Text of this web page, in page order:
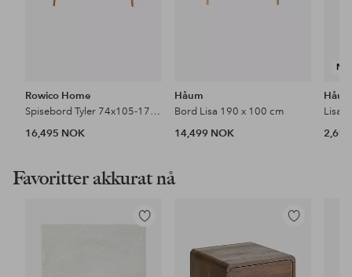
Rowico Home
Spisebord Tyler 74x105-170 cm
16,495 NOK
Håum
Bord Lisa 190 x 100 cm
14,499 NOK
Lisa
Favoritter akkurat nå
Legg
Legg
favoritter